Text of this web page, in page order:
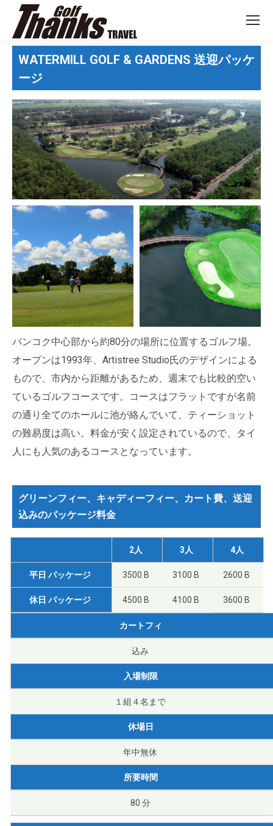
WATERMILL GOLF & GARDENS 送迎パッケ
ージ
バンコク中心部から約80分の場所に位置するゴルフ場。
オープンは1993年、Artistree Studio氏のデザインによる
もので、市内から距離があるため、週末でも比較的空い
ているゴルフコースです。コースはフラットですが名前
の通り全てのホールに池が絡んでいて、ティーショット
の難易度は高い。料金が安く設定されているので、タイ
人にも人気のあるコースとなっています。
グリーンフィー、キャディーフィー、カート費、送迎
込みのパッケージ料金
2人 3人 4人
平日 パッケージ 3500 B 3100 B 2600 B
休日 パッケージ 4500 B 4100 B 3600 B
カートフィ
込み
入場制限
１組４名まで
休場日
年中無休
所要時間
80 分